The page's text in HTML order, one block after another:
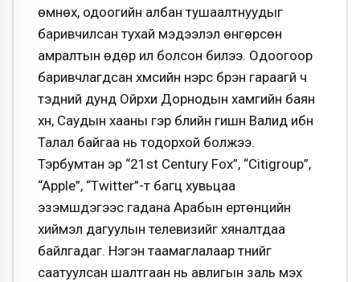
өмнөх, одоогийн албан тушаалтнуудыг
баривчилсан тухай мэдээлэл өнгөрсөн
амралтын өдөр ил болсон билээ. Одоогоор
баривчлагдсан хүмүүсийн нэрс бүрэн гараагүй ч
тэдний дунд Ойрхи Дорнодын хамгийн баян
хүн, Саудын хааны гэр бүлийн гишүүн Валид ибн
Талал байгаа нь тодорхой болжээ.
Тэрбумтан эр “21st Century Fox”, “Citigroup”,
“Apple”, “Twitter”-т багц хувьцаа
эзэмшдэгээс гадана Арабын ертөнцийн
хиймэл дагуулын телевизийг хяналтдаа
байлгадаг. Нэгэн таамаглалаар түүнийг
саатуулсан шалтгаан нь авлигын заль мэх